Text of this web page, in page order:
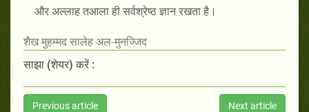
और अल्लाह तआला ही सर्वश्रेष्ठ ज्ञान रखता है।
शैख मुहम्मद सालेह अल-मुनज्जिद
साझा (शेयर) करें :
Previous article Next article